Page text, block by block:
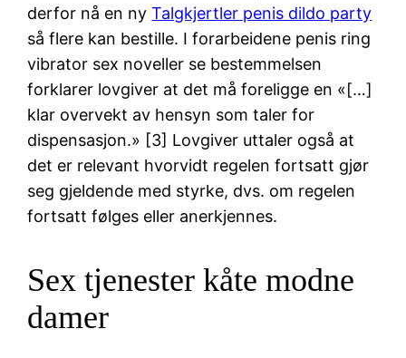
derfor nå en nyTalgkjertler penis dildo party
så flere kan bestille. I forarbeidene penis ring
vibrator sex noveller se bestemmelsen
forklarer lovgiver at det må foreligge en «[…]
klar overvekt av hensyn som taler for
dispensasjon.» [3] Lovgiver uttaler også at
det er relevant hvorvidt regelen fortsatt gjør
seg gjeldende med styrke, dvs. om regelen
fortsatt følges eller anerkjennes.
Sex tjenester kåte modne
damer